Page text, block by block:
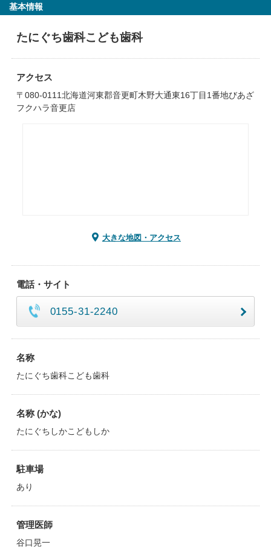
基本情報
たにぐち歯科こども歯科
アクセス
〒080-0111北海道河東郡音更町木野大通東16丁目1番地びあざ
フクハラ音更店
大きな地図・アクセス
電話・サイト
0155-31-2240
名称
たにぐち歯科こども歯科
名称 (かな)
たにぐちしかこどもしか
駐車場
あり
管理医師
谷口晃一